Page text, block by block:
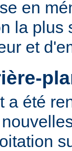
en
la plus
et
a été